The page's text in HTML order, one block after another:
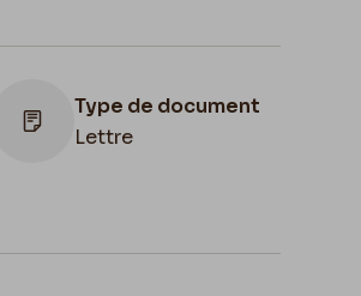
Type de document
Lettre
Belgique, Bruxelles,